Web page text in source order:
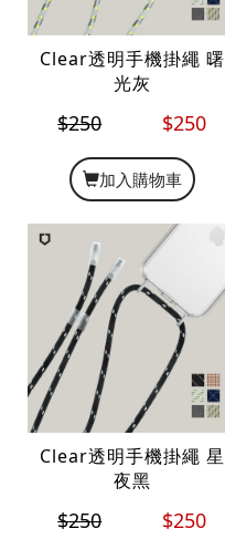
Clear透明手機掛繩 曙
光灰
$250 $250
加入購物車
Clear透明手機掛繩 星
夜黑
$250 $250